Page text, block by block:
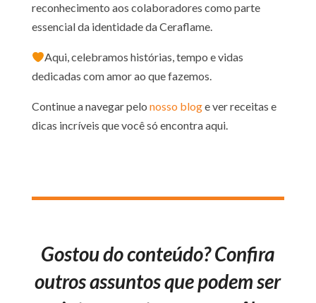
reconhecimento aos colaboradores como parte
essencial da identidade da Ceraflame.
Aqui, celebramos histórias, tempo e vidas
dedicadas com amor ao que fazemos.
Continue a navegar pelo nosso bloge ver receitas e
dicas incríveis que você só encontra aqui.
Gostou do conteúdo? Confira
outros assuntos que podem ser